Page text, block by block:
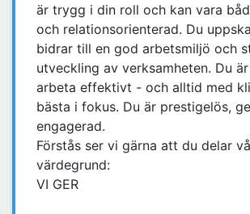
är trygg i din roll och kan vara
och relationsorienterad. Du
bidrar till en god arbetsmiljö och
utveckling av verksamheten. Du
arbeta effektivt - och alltid med
bästa i fokus. Du är prestigelös,
engagerad.
Förstås ser vi gärna att du delar
värdegrund:
VI GER